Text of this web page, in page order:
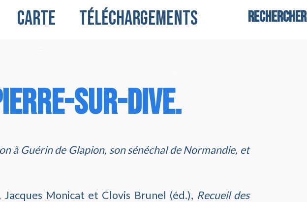
Carte Téléchargements
sur-Dive.
à Guérin de Glapion, son sénéchal de Normandie, et
Monicat et Clovis Brunel (éd.), Recueil des